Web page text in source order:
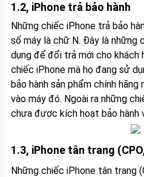
1.2, iPhone trả bảo hành
Những chiếc iPhone trả bảo
số máy là chữ N. Đây là những
dụng để đổi trả mới cho khách
chiếc iPhone mà họ đang sử
bảo hành sản phẩm chính
vào máy đó. Ngoài ra những
chưa được kích hoạt bảo hành
1.3, iPhone tân trang
Những chiếc iPhone tân trang